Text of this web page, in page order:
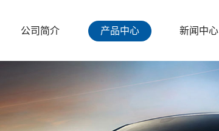
公司简介 产品中心 新闻中心